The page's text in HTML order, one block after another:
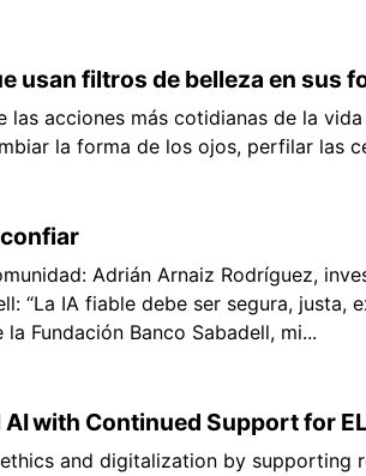
usan filtros de belleza en sus
las acciones más cotidianas de la
la forma de los ojos, perfilar las
Adrián Arnaiz Rodríguez,
“La IA fiable debe ser segura, justa,
Fundación Banco Sabadell, mi...
with Continued Support for
and digitalization by supporting